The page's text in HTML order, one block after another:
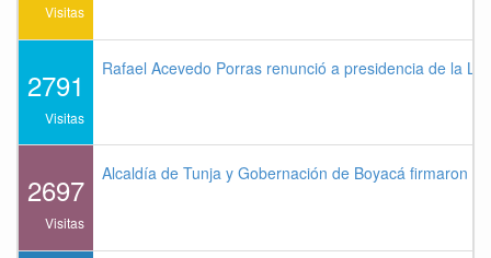
Visitas
2791
Visitas
Rafael Acevedo Porras renunció a presidencia de la
2697
Visitas
Alcaldía de Tunja y Gobernación de Boyacá firmaron